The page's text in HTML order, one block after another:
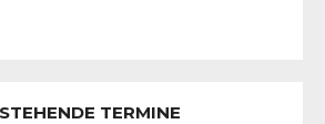
TERMINE